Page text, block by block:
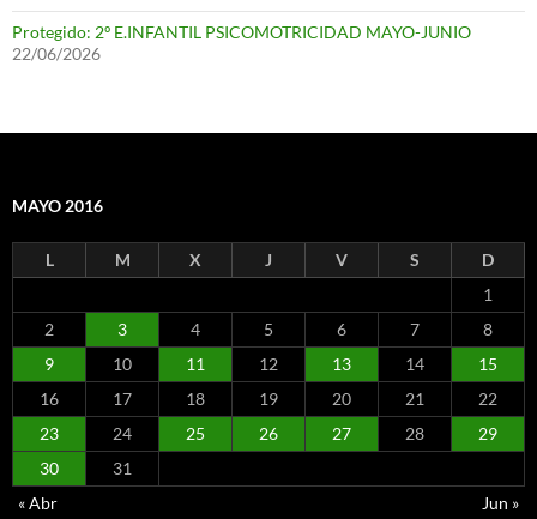
Protegido: 2º E.INFANTIL PSICOMOTRICIDAD MAYO-JUNIO
22/06/2026
MAYO 2016
L M X J V S
D
1
2
3 4 5 6 7
8
9
10 11 12 13 14
15
16
17 18 19 20 21
22
23
24 25 26 27 28
29
30
31
« Abr
Jun »